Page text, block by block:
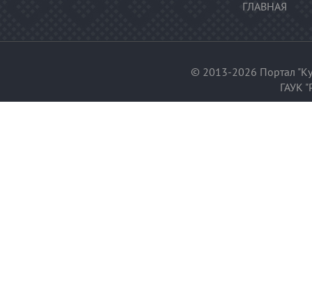
ГЛАВНАЯ
© 2013-2026 Портал
ГАУК